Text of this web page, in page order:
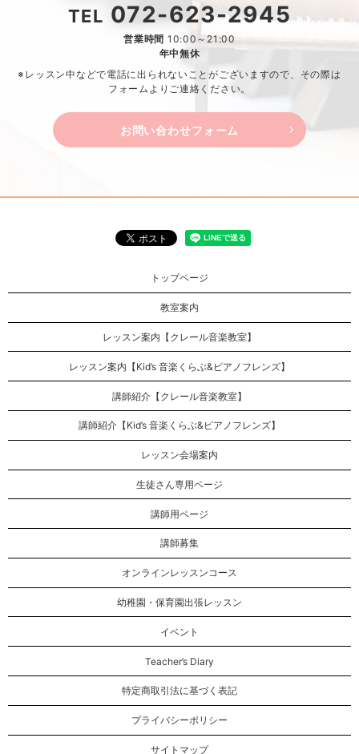
TEL 072-623-2945
営業時間 10:00～21:00
年中無休
※レッスン中などで電話に出られないことがございますので、 その際は
フォームよりご連絡ください。
お問い合わせフォーム
トップページ
教室案内
レッスン案内【クレール音楽教室】
レッスン案内【Kid’s 音楽くらぶ&ピアノフレンズ】
講師紹介【クレール音楽教室】
講師紹介【Kid’s 音楽くらぶ&ピアノフレンズ】
レッスン会場案内
生徒さん専用ページ
講師用ページ
講師募集
オンラインレッスンコース
幼稚園・保育園出張レッスン
イベント
Teacher’s Diary
特定商取引法に基づく表記
プライバシーポリシー
サイトマップ